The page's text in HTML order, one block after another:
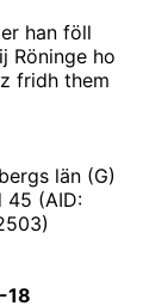
han föll
Röninge ho
fridh them
län (G)
45 (AID:
18